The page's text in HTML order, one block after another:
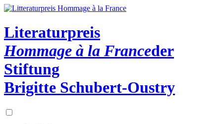
Literaturpreis
Hommage à la Franceder
Stiftung
Brigitte Schubert-Oustry